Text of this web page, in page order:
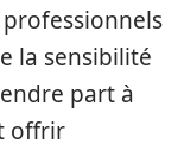
la sensibilité
part à
offrir